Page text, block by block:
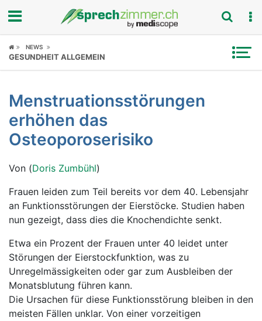
Fokus
Symptome
Untersuchungen
News
Ratgeber
Rubriken
NEWS
GESUNDHEIT ALLGEMEIN
Menstruationsstörungen
erhöhen das
Osteoporoserisiko
Von (Doris Zumbühl)
Frauen leiden zum Teil bereits vor dem 40. Lebensjahr
an Funktionsstörungen der Eierstöcke. Studien haben
nun gezeigt, dass dies die Knochendichte senkt.
Etwa ein Prozent der Frauen unter 40 leidet unter
Störungen der Eierstockfunktion, was zu
Unregelmässigkeiten oder gar zum Ausbleiben der
Monatsblutung führen kann.
Die Ursachen für diese Funktionsstörung bleiben in den
meisten Fällen unklar. Von einer vorzeitigen